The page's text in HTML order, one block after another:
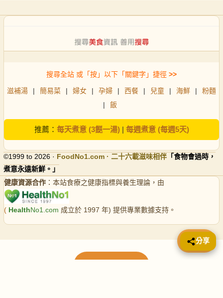
搜尋全站 或「按」以下「關鍵字」捷徑 >>
滋補湯 | 簡易菜 | 婦女 | 孕婦 | 西餐 | 兒童 | 海鮮 |
粉麵
|
飯
推薦： 每天煮意 (3餸一湯)| 每週煮意 (每週5天)
©1999 to 2026 · FoodNo1.com · 二十六載滋味相伴 「食物會過時，
煮意永遠新鮮。」
健康資源合作 ：本站食療之健康指標與養生理論，由
( HealthNo1.com 成立於 1997 年) 提供專業數據支持。
📤 分享
分享